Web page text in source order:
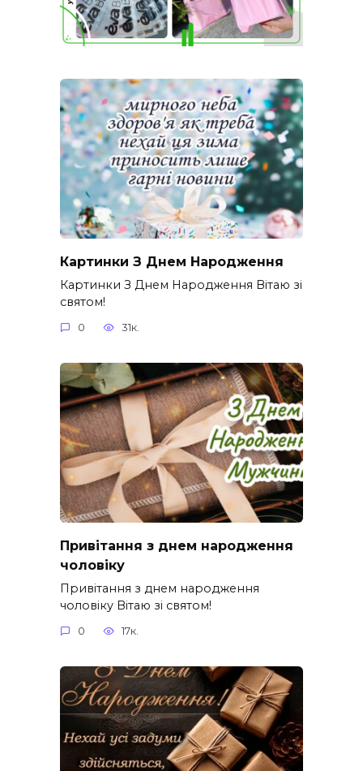
Картинки З Днем Народження
Картинки З Днем Народження Вітаю зі
святом!
0 31к.
Привітання з днем народження
чоловіку
Привітання з днем народження
чоловіку Вітаю зі святом!
0 17к.